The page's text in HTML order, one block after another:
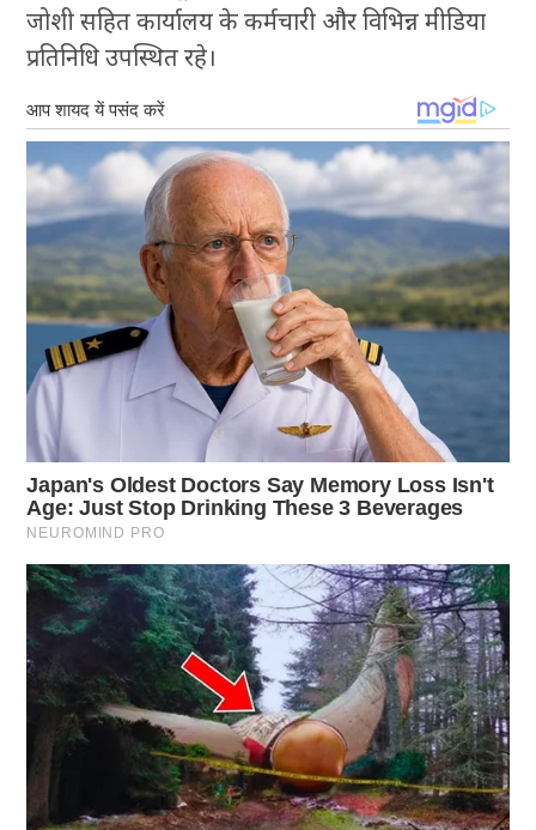
जोशी सहित कार्यालय के कर्मचारी और विभिन्न मीडिया
प्रतिनिधि उपस्थित रहे।